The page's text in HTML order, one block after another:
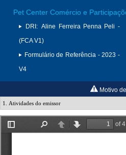
Pet Center Comércio e
DRI: Aline Ferreira Penna Peli -
(FCA V1)
Formulário de Referência - 2023 -
V4
Motivo